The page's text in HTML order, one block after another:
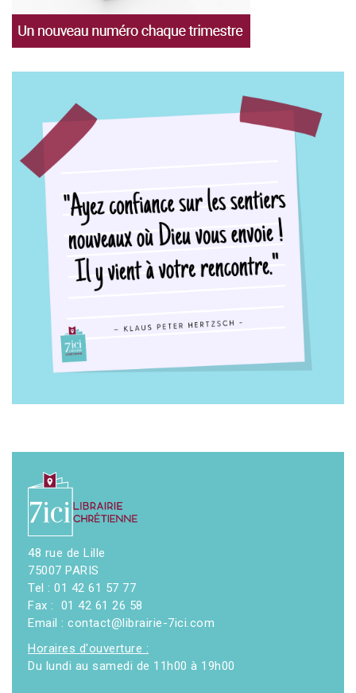
48 rue de Lille
75007 PARIS
Tel : 01 42 61 57 77
Fax : 01 42 61 26 58
Email : contact@librairie-7ici.com
Horaires d'ouverture :
Du lundi au samedi de 11h00 à 19h00